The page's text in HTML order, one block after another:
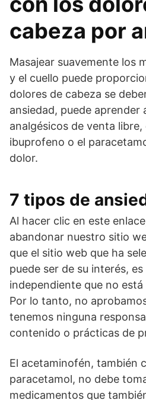
cabeza por
Masajear suavemente los
y el cuello puede
dolores de cabeza se
ansiedad, puede aprender
analgésicos de venta
ibuprofeno o el
dolor.
7 tipos de
Al hacer clic en este
abandonar nuestro sitio
que el sitio web que ha
puede ser de su interés,
independiente que no
Por lo tanto, no
tenemos ninguna
contenido o prácticas de
El acetaminofén, también
paracetamol, no debe
medicamentos que